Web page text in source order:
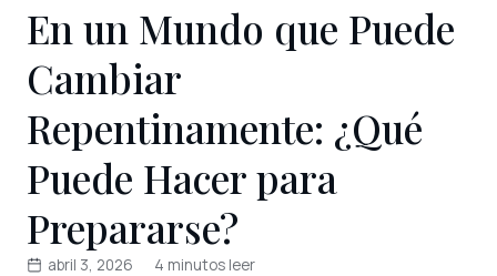
En un Mundo que Puede
Cambiar
Repentinamente: ¿Qué
Puede Hacer para
Prepararse?
abril 3, 2026 4 minutos leer